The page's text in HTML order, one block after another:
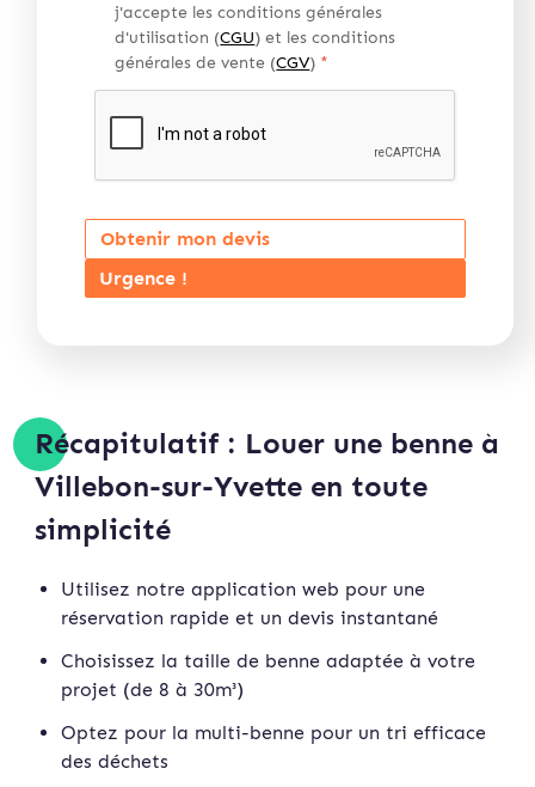
j'accepte les conditions générales
d'utilisation (CGU) et les conditions
générales de vente (CGV) *
Obtenir mon devis
Urgence !
Récapitulatif : Louer une benne à
Villebon-sur-Yvette en toute
simplicité
Utilisez notre application web pour une
réservation rapide et un devis instantané
Choisissez la taille de benne adaptée à votre
projet (de 8 à 30m³)
Optez pour la multi-benne pour un tri efficace
des déchets